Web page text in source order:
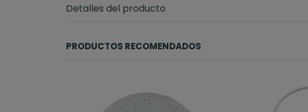
Detalles del producto
PRODUCTOS RECOMENDADOS